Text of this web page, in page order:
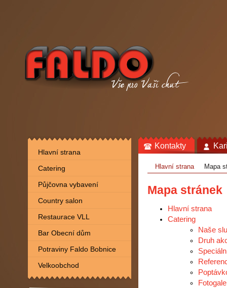
Kontakty
Hlavní strana
Catering
Půjčovna vybavení
Country salon
Restaurace VLL
Bar Obecní dům
Potraviny Faldo Bobnice
Velkoobchod
Hlavní strana Mapa
Mapa stránek
Hlavní strana
Catering
Naše
Druh